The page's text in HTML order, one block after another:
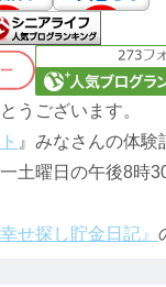
うございます。
』みなさんの体験
土曜日の午後8時
せ探し貯金日記』